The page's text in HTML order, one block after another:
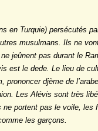
en Turquie) persécutés
musulmans. Ils ne
jeûnent pas durant le
est le dede. Le lieu de
prononcer djème de
Les Alévis sont très
ne portent pas le voile, les
les garçons.